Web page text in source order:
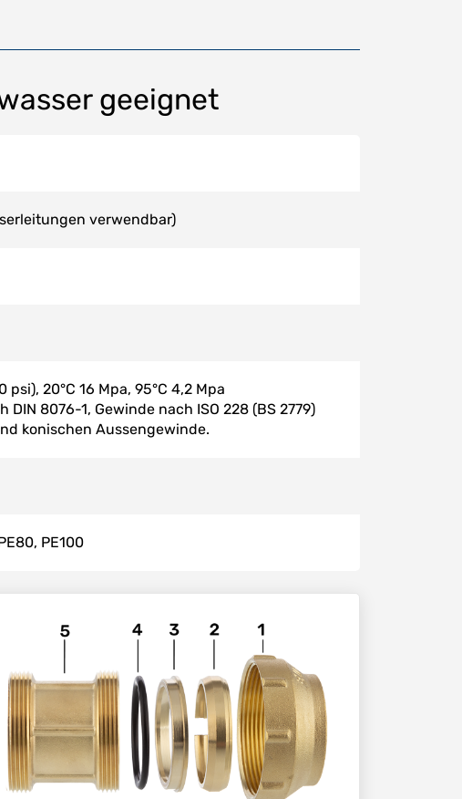
geeignet
verwendbar)
20°C 16 Mpa, 95°C 4,2 Mpa
8076-1, Gewinde nach ISO 228 (BS 2779)
konischen Aussengewinde.
PE100